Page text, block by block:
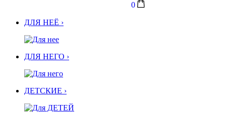
0
ДЛЯ НЕЁ ›
ДЛЯ НЕГО ›
ДЕТСКИЕ ›